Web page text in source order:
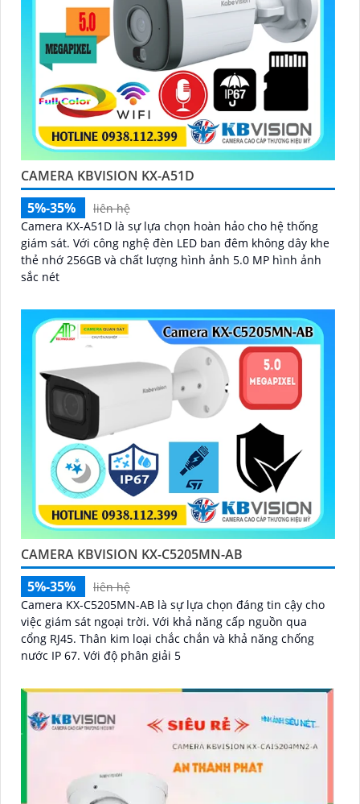
CAMERA KBVISION KX-A51D
5%-35%
liên hệ
Camera KX-A51D là sự lựa chọn hoàn hảo cho hệ thống
giám sát. Với công nghệ đèn LED ban đêm không dây khe
thẻ nhớ 256GB và chất lượng hình ảnh 5.0 MP hình ảnh
sắc nét
CAMERA KBVISION KX-C5205MN-AB
5%-35%
liên hệ
Camera KX-C5205MN-AB là sự lựa chọn đáng tin cậy cho
việc giám sát ngoại trời. Với khả năng cấp nguồn qua
cổng RJ45. Thân kim loại chắc chắn và khả năng chống
nước IP 67. Với độ phân giải 5